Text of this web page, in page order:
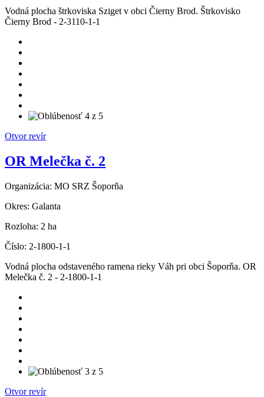
Vodná plocha štrkoviska Sziget v obci Čierny Brod. Štrkovisko
Čierny Brod - 2-3110-1-1
Otvor revír
OR Melečka č. 2
Organizácia: MO SRZ Šoporňa
Okres: Galanta
Rozloha: 2 ha
Číslo: 2-1800-1-1
Vodná plocha odstaveného ramena rieky Váh pri obci Šoporňa. OR
Melečka č. 2 - 2-1800-1-1
Otvor revír